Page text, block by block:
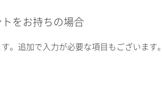
をお持ちの場合
。追加で入力が必要な項目もございます。